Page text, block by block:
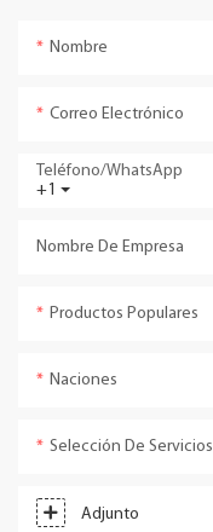
Nombre
Correo Electrónico
+1
Teléfono/WhatsApp
Nombre De Empresa
Productos Populares
Naciones
Selección De Servicios
Adjunto